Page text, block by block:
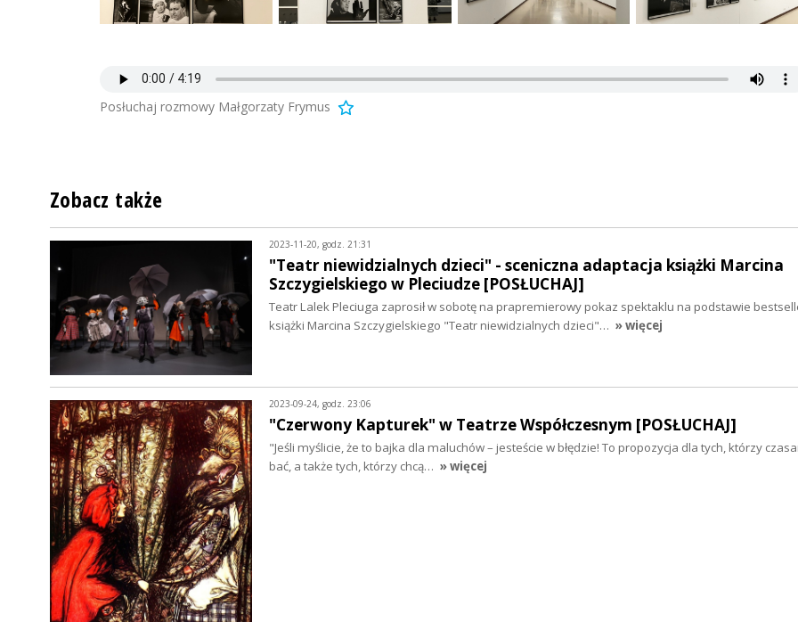
Posłuchaj rozmowy Małgorzaty Frymus
Zobacz także
2023-11-20, godz. 21:31
"Teatr niewidzialnych dzieci" - sceniczna adaptacja książki Marcina
Szczygielskiego w Pleciudze [POSŁUCHAJ]
Teatr Lalek Pleciuga zaprosił w sobotę na prapremierowy pokaz spektaklu na podstawie
książki Marcina Szczygielskiego "Teatr niewidzialnych dzieci"… » więcej
2023-09-24, godz. 23:06
"Czerwony Kapturek" w Teatrze Współczesnym [POSŁUCHAJ]
"Jeśli myślicie, że to bajka dla maluchów – jesteście w błędzie! To propozycja dla tych, którzy
bać, a także tych, którzy chcą… » więcej